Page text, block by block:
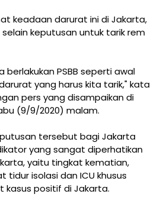
keadaan darurat ini di Jakarta,
keputusan untuk tarik rem
berlakukan PSBB seperti awal
yang harus kita tarik," kata
pers yang disampaikan di
(9/9/2020) malam.
tersebut bagi Jakarta
yang sangat diperhatikan
yaitu tingkat kematian,
isolasi dan ICU khusus
kasus positif di Jakarta.